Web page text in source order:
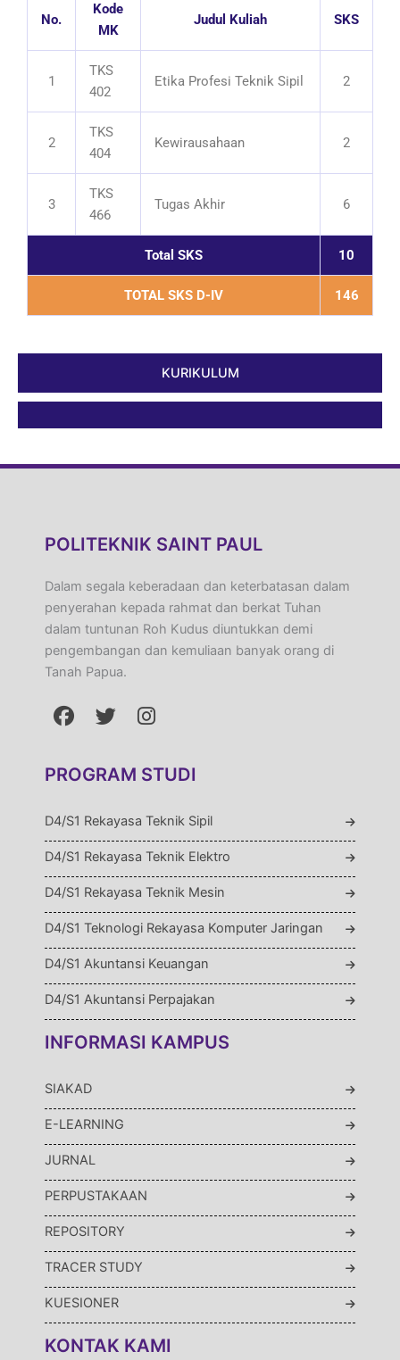
KURIKULUM
No.
Kode
MK
Judul Kuliah SKS
1
TKS
402
Etika Profesi Teknik Sipil 2
2
TKS
404
Kewirausahaan 2
3
TKS
466
Tugas Akhir 6
Total SKS 10
TOTAL SKS D-IV 146
POLITEKNIK SAINT PAUL
Dalam segala keberadaan dan keterbatasan dalam
penyerahan kepada rahmat dan berkat Tuhan
dalam tuntunan Roh Kudus diuntukkan demi
pengembangan dan kemuliaan banyak orang di
Tanah Papua.
PROGRAM STUDI
D4/S1 Rekayasa Teknik Sipil
D4/S1 Rekayasa Teknik Elektro
D4/S1 Rekayasa Teknik Mesin
D4/S1 Teknologi Rekayasa Komputer Jaringan
D4/S1 Akuntansi Keuangan
D4/S1 Akuntansi Perpajakan
INFORMASI KAMPUS
SIAKAD
E-LEARNING
JURNAL
PERPUSTAKAAN
REPOSITORY
TRACER STUDY
KUESIONER
KONTAK KAMI